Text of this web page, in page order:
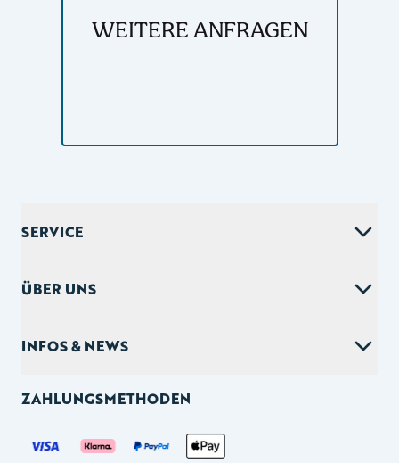
HOME
WEITERE ANFRAGEN
SERVICE
ÜBER UNS
INFOS & NEWS
ZAHLUNGSMETHODEN